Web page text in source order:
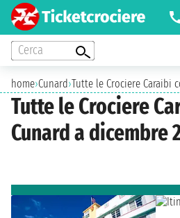
Cerca
home›Cunard›Tutte le Crociere Caraibi
Tutte le Crociere
Cunard a dicembre